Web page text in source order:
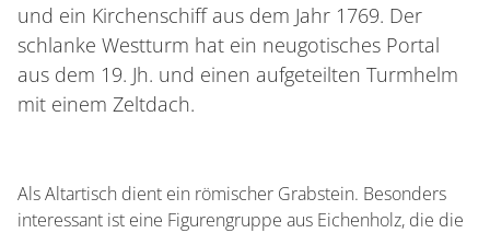
und ein Kirchenschiff aus dem Jahr 1769. Der
schlanke Westturm hat ein neugotisches Portal
aus dem 19. Jh. und einen aufgeteilten Turmhelm
mit einem Zeltdach.
Als Altartisch dient ein römischer Grabstein. Besonders
interessant ist eine Figurengruppe aus Eichenholz, die die